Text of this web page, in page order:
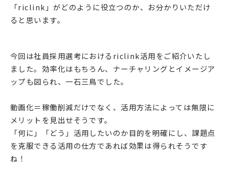
「riclink」がどのように役立つのか、お分かりいただけ
ると思います。
今回は社員採用選考におけるriclink活用をご紹介いたし
ました。効率化はもちろん、ナーチャリングとイメージア
ップも図られ、一石三鳥でした。
動画化＝稼働削減だけでなく、活用方法によっては無限に
メリットを見出せそうです。
「何に」「どう」活用したいのか目的を明確にし、課題点
を克服できる活用の仕方であれば効果は得られそうです
ね！